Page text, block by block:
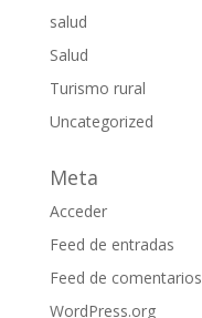
salud
Salud
Turismo rural
Uncategorized
Meta
Acceder
Feed de entradas
Feed de comentarios
WordPress.org